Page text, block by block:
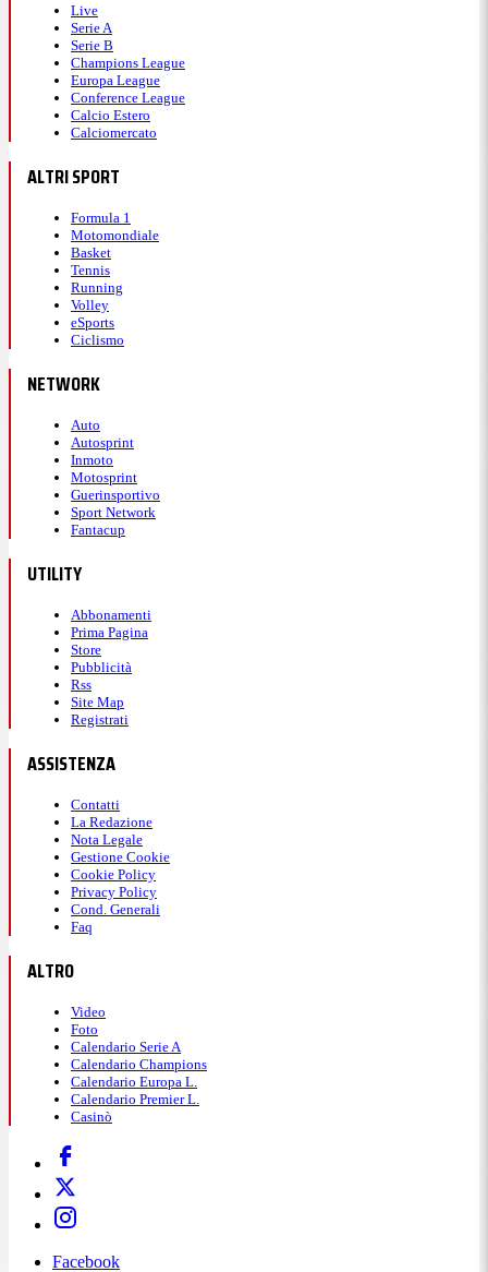
Live
Serie A
Serie B
Champions League
Europa League
Conference League
Calcio Estero
Calciomercato
ALTRI SPORT
Formula 1
Motomondiale
Basket
Tennis
Running
Volley
eSports
Ciclismo
NETWORK
Auto
Autosprint
Inmoto
Motosprint
Guerinsportivo
Sport Network
Fantacup
UTILITY
Abbonamenti
Prima Pagina
Store
Pubblicità
Rss
Site Map
Registrati
ASSISTENZA
Contatti
La Redazione
Nota Legale
Gestione Cookie
Cookie Policy
Privacy Policy
Cond. Generali
Faq
ALTRO
Video
Foto
Calendario Serie A
Calendario Champions
Calendario Europa L.
Calendario Premier L.
Casinò
Facebook